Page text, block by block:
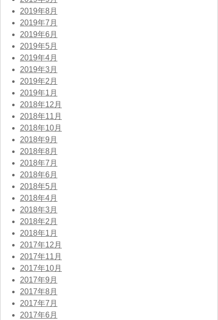
2019年8月
2019年7月
2019年6月
2019年5月
2019年4月
2019年3月
2019年2月
2019年1月
2018年12月
2018年11月
2018年10月
2018年9月
2018年8月
2018年7月
2018年6月
2018年5月
2018年4月
2018年3月
2018年2月
2018年1月
2017年12月
2017年11月
2017年10月
2017年9月
2017年8月
2017年7月
2017年6月